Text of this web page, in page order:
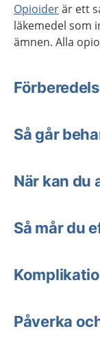
Opioiderär ett
läkemedel som
ämnen. Alla
Så går
När kan du
Så mår du
Påverka